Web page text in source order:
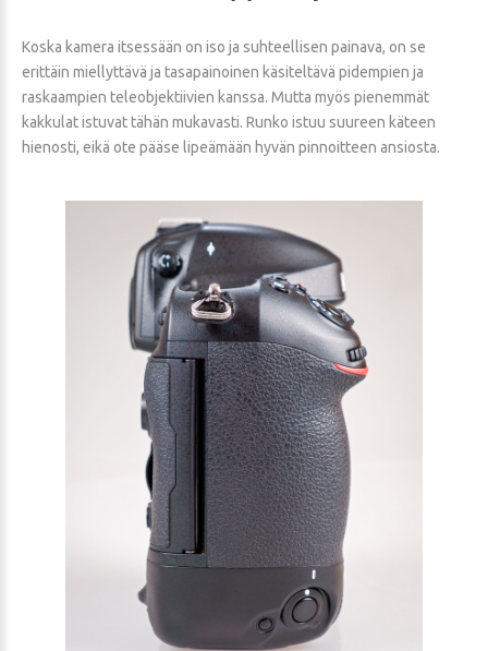
Koska kamera itsessään on iso ja suhteellisen painava, on se
erittäin miellyttävä ja tasapainoinen käsiteltävä pidempien ja
raskaampien teleobjektiivien kanssa. Mutta myös pienemmät
kakkulat istuvat tähän mukavasti. Runko istuu suureen käteen
hienosti, eikä ote pääse lipeämään hyvän pinnoitteen ansiosta.